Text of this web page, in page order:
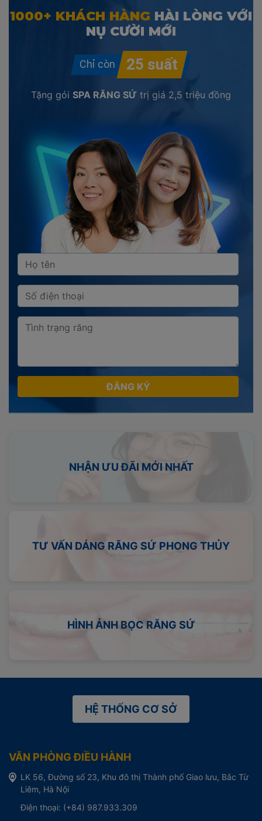
1000+ KHÁCH HÀNG HÀI LÒNG VỚI
NỤ CƯỜI MỚI
Tặng gói SPA RĂNG SỨ trị giá 2,5 triệu đồng
ĐĂNG KÝ
NHẬN ƯU ĐÃI MỚI NHẤT
TƯ VẤN DÁNG RĂNG SỨ PHONG THỦY
HÌNH ẢNH BỌC RĂNG SỨ
HỆ THỐNG CƠ SỞ
VĂN PHÒNG ĐIỀU HÀNH
LK 56, Đường số 23, Khu đô thị Thành phố Giao lưu, Bắc Từ
Liêm, Hà Nội
Điện thoại: (+84) 987.933.309